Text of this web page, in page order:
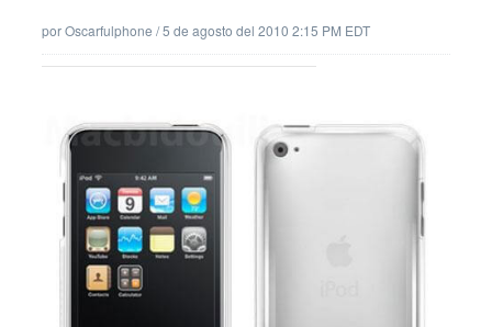
porOscarfulphone /5 de agosto del 2010 2:15 PM EDT